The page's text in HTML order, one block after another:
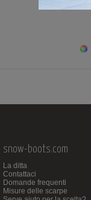
snow-boots.com
La ditta
Contattaci
Domande frequenti
Misure delle scarpe